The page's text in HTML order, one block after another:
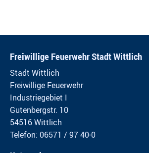
Freiwillige Feuerwehr Stadt Wittlich
Stadt Wittlich
Freiwillige Feuerwehr
Industriegebiet I
Gutenbergstr. 10
54516 Wittlich
Telefon: 06571 / 97 40-0